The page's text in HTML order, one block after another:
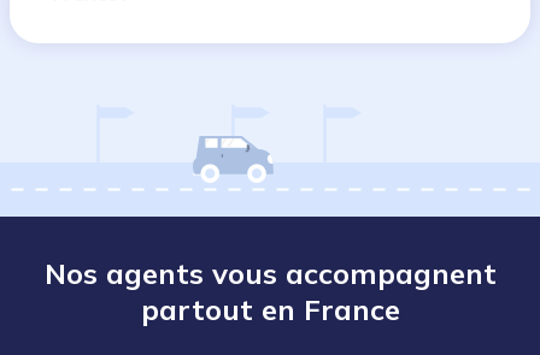
Nos agents vous accompagnent
partout en France